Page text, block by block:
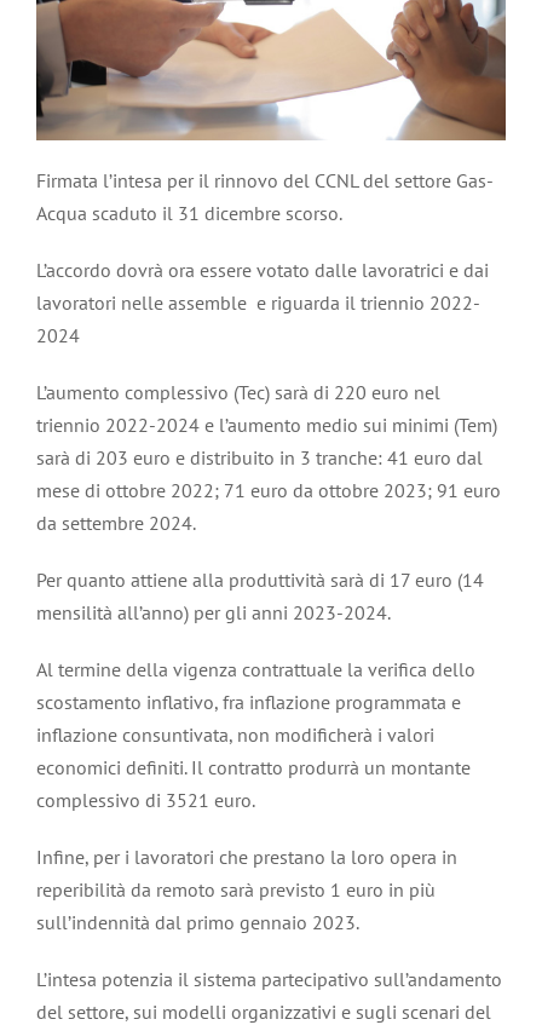
Firmata l’intesa per il rinnovo del CCNL del settore Gas-
Acqua scaduto il 31 dicembre scorso.
L’accordo dovrà ora essere votato dalle lavoratrici e dai
lavoratori nelle assemble e riguarda il triennio 2022-
2024
L’aumento complessivo (Tec) sarà di 220 euro nel
triennio 2022-2024 e l’aumento medio sui minimi (Tem)
sarà di 203 euro e distribuito in 3 tranche: 41 euro dal
mese di ottobre 2022; 71 euro da ottobre 2023; 91 euro
da settembre 2024.
Per quanto attiene alla produttività sarà di 17 euro (14
mensilità all’anno) per gli anni 2023-2024.
Al termine della vigenza contrattuale la verifica dello
scostamento inflativo, fra inflazione programmata e
inflazione consuntivata, non modificherà i valori
economici definiti. Il contratto produrrà un montante
complessivo di 3521 euro.
Infine, per i lavoratori che prestano la loro opera in
reperibilità da remoto sarà previsto 1 euro in più
sull’indennità dal primo gennaio 2023.
L’intesa potenzia il sistema partecipativo sull’andamento
del settore, sui modelli organizzativi e sugli scenari del